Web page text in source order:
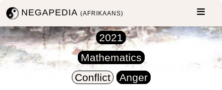
NEGAPEDIA(AFRIKAANS)
2021
Mathematics
Conflict
Anger